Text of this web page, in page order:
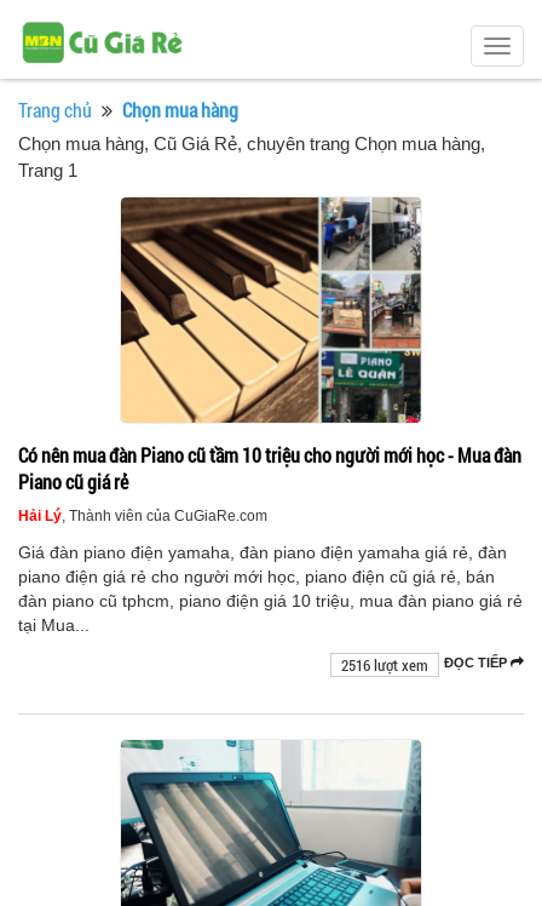
Trang chủ Chọn mua hàng
Chọn mua hàng, Cũ Giá Rẻ, chuyên trang Chọn mua hàng,
Trang 1
Có nên mua đàn Piano cũ tầm 10 triệu cho người mới học - Mua đàn
Piano cũ giá rẻ
Hải Lý, Thành viên của CuGiaRe.com
Giá đàn piano điện yamaha, đàn piano điện yamaha giá rẻ, đàn
piano điện giá rẻ cho người mới học, piano điện cũ giá rẻ, bán
đàn piano cũ tphcm, piano điện giá 10 triệu, mua đàn piano giá rẻ
tại Mua...
ĐỌC TIẾP
2516 lượt xem